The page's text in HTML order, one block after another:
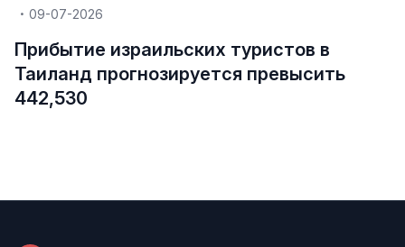
09-07-2026
Прибытие израильских туристов в
Таиланд прогнозируется превысить
442,530